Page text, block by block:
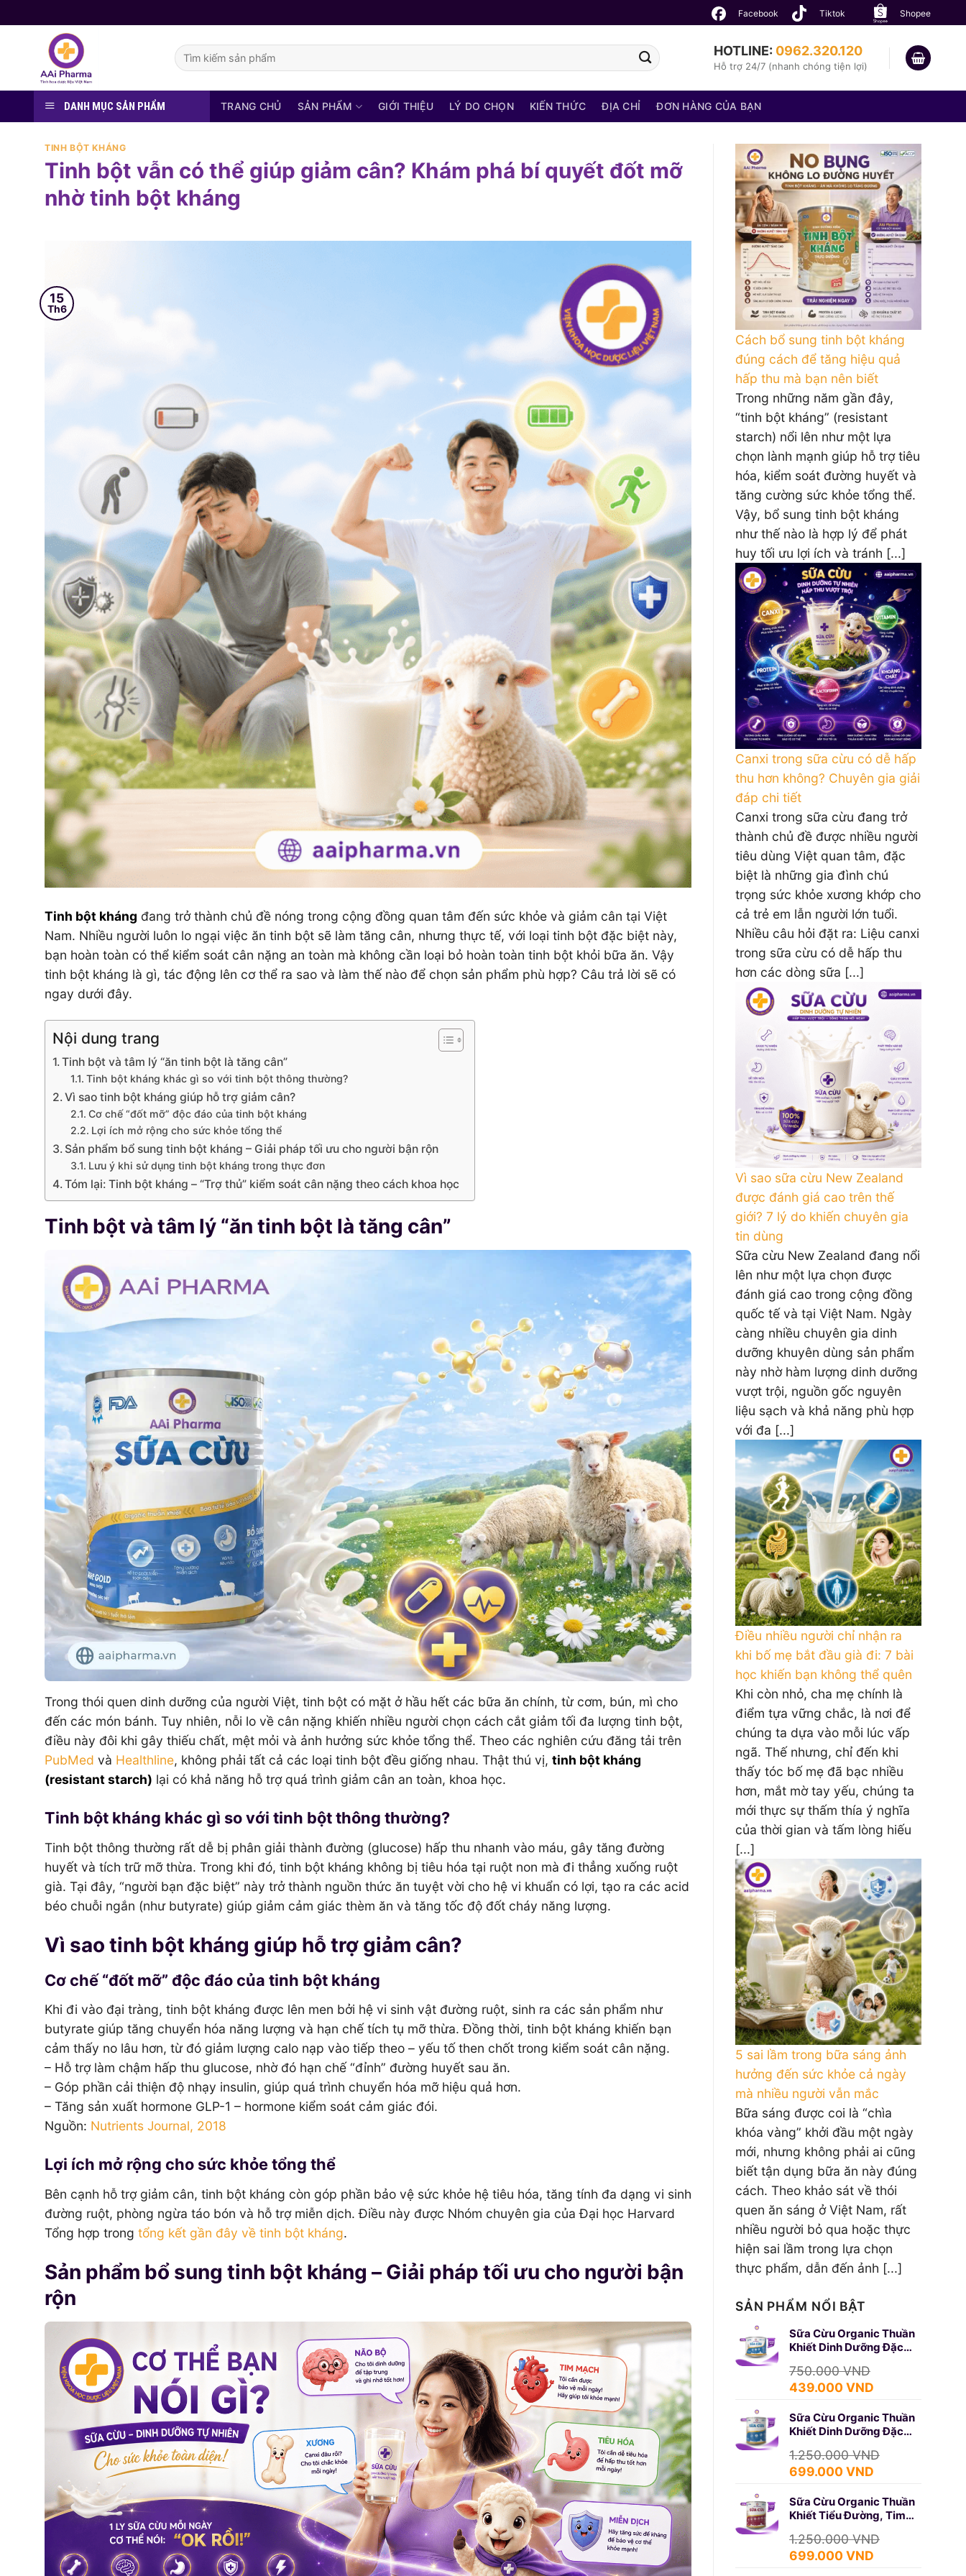
to
Facebook Tiktok Shopee
Tìm
kiếm:
HOTLINE: 0962.320.120
Hỗ trợ 24/7 (nhanh chóng tiện lợi)
DANH MỤC SẢN PHẨM TRANG CHỦ SẢN PHẨM GIỚI THIỆU LÝ DO CHỌN KIẾN THỨC ĐỊA CHỈ ĐƠN HÀNG CỦA BẠN
TINH BỘT KHÁNG
Tinh bột vẫn có thể giúp giảm cân? Khám phá bí quyết đốt mỡ
nhờ tinh bột kháng
15
Th6
Tinh bột kháng đang trở thành chủ đề nóng trong cộng đồng quan tâm đến sức khỏe và giảm cân tại Việt
Nam. Nhiều người luôn lo ngại việc ăn tinh bột sẽ làm tăng cân, nhưng thực tế, với loại tinh bột đặc biệt này,
bạn hoàn toàn có thể kiểm soát cân nặng an toàn mà không cần loại bỏ hoàn toàn tinh bột khỏi bữa ăn. Vậy
tinh bột kháng là gì, tác động lên cơ thể ra sao và làm thế nào để chọn sản phẩm phù hợp? Câu trả lời sẽ có
ngay dưới đây.
Nội dung trang
Tinh bột và tâm lý “ăn tinh bột là tăng cân”
Tinh bột kháng khác gì so với tinh bột thông thường?
Vì sao tinh bột kháng giúp hỗ trợ giảm cân?
Cơ chế “đốt mỡ” độc đáo của tinh bột kháng
Lợi ích mở rộng cho sức khỏe tổng thể
Sản phẩm bổ sung tinh bột kháng – Giải pháp tối ưu cho người bận rộn
Lưu ý khi sử dụng tinh bột kháng trong thực đơn
Tóm lại: Tinh bột kháng – “Trợ thủ” kiểm soát cân nặng theo cách khoa học
Tinh bột và tâm lý “ăn tinh bột là tăng cân”
Trong thói quen dinh dưỡng của người Việt, tinh bột có mặt ở hầu hết các bữa ăn chính, từ cơm, bún, mì cho
đến các món bánh. Tuy nhiên, nỗi lo về cân nặng khiến nhiều người chọn cách cắt giảm tối đa lượng tinh bột,
điều này đôi khi gây thiếu chất, mệt mỏi và ảnh hưởng sức khỏe tổng thể. Theo các nghiên cứu đăng tải trên
PubMed và Healthline, không phải tất cả các loại tinh bột đều giống nhau. Thật thú vị, tinh bột kháng
(resistant starch) lại có khả năng hỗ trợ quá trình giảm cân an toàn, khoa học.
Tinh bột kháng khác gì so với tinh bột thông thường?
Tinh bột thông thường rất dễ bị phân giải thành đường (glucose) hấp thu nhanh vào máu, gây tăng đường
huyết và tích trữ mỡ thừa. Trong khi đó, tinh bột kháng không bị tiêu hóa tại ruột non mà đi thẳng xuống ruột
già. Tại đây, “người bạn đặc biệt” này trở thành nguồn thức ăn tuyệt vời cho hệ vi khuẩn có lợi, tạo ra các acid
béo chuỗi ngắn (như butyrate) giúp giảm cảm giác thèm ăn và tăng tốc độ đốt cháy năng lượng.
Vì sao tinh bột kháng giúp hỗ trợ giảm cân?
Cơ chế “đốt mỡ” độc đáo của tinh bột kháng
Khi đi vào đại tràng, tinh bột kháng được lên men bởi hệ vi sinh vật đường ruột, sinh ra các sản phẩm như
butyrate giúp tăng chuyển hóa năng lượng và hạn chế tích tụ mỡ thừa. Đồng thời, tinh bột kháng khiến bạn
cảm thấy no lâu hơn, từ đó giảm lượng calo nạp vào tiếp theo – yếu tố then chốt trong kiểm soát cân nặng.
– Hỗ trợ làm chậm hấp thu glucose, nhờ đó hạn chế “đỉnh” đường huyết sau ăn.
– Góp phần cải thiện độ nhạy insulin, giúp quá trình chuyển hóa mỡ hiệu quả hơn.
– Tăng sản xuất hormone GLP-1 – hormone kiểm soát cảm giác đói.
Nguồn: Nutrients Journal, 2018
Lợi ích mở rộng cho sức khỏe tổng thể
Bên cạnh hỗ trợ giảm cân, tinh bột kháng còn góp phần bảo vệ sức khỏe hệ tiêu hóa, tăng tính đa dạng vi sinh
đường ruột, phòng ngừa táo bón và hỗ trợ miễn dịch. Điều này được Nhóm chuyên gia của Đại học Harvard
Tổng hợp trong tổng kết gần đây về tinh bột kháng.
Sản phẩm bổ sung tinh bột kháng – Giải pháp tối ưu cho người bận
rộn
Cách bổ sung tinh bột kháng
đúng cách để tăng hiệu quả
hấp thu mà bạn nên biết
Trong những năm gần đây,
“tinh bột kháng” (resistant
starch) nổi lên như một lựa
chọn lành mạnh giúp hỗ trợ tiêu
hóa, kiểm soát đường huyết và
tăng cường sức khỏe tổng thể.
Vậy, bổ sung tinh bột kháng
như thế nào là hợp lý để phát
huy tối ưu lợi ích và tránh [...]
Canxi trong sữa cừu có dễ hấp
thu hơn không? Chuyên gia giải
đáp chi tiết
Canxi trong sữa cừu đang trở
thành chủ đề được nhiều người
tiêu dùng Việt quan tâm, đặc
biệt là những gia đình chú
trọng sức khỏe xương khớp cho
cả trẻ em lẫn người lớn tuổi.
Nhiều câu hỏi đặt ra: Liệu canxi
trong sữa cừu có dễ hấp thu
hơn các dòng sữa [...]
Vì sao sữa cừu New Zealand
được đánh giá cao trên thế
giới? 7 lý do khiến chuyên gia
tin dùng
Sữa cừu New Zealand đang nổi
lên như một lựa chọn được
đánh giá cao trong cộng đồng
quốc tế và tại Việt Nam. Ngày
càng nhiều chuyên gia dinh
dưỡng khuyên dùng sản phẩm
này nhờ hàm lượng dinh dưỡng
vượt trội, nguồn gốc nguyên
liệu sạch và khả năng phù hợp
với đa [...]
Điều nhiều người chỉ nhận ra
khi bố mẹ bắt đầu già đi: 7 bài
học khiến bạn không thể quên
Khi còn nhỏ, cha mẹ chính là
điểm tựa vững chắc, là nơi để
chúng ta dựa vào mỗi lúc vấp
ngã. Thế nhưng, chỉ đến khi
thấy tóc bố mẹ đã bạc nhiều
hơn, mắt mờ tay yếu, chúng ta
mới thực sự thấm thía ý nghĩa
của thời gian và tấm lòng hiếu
[...]
5 sai lầm trong bữa sáng ảnh
hưởng đến sức khỏe cả ngày
mà nhiều người vẫn mắc
Bữa sáng được coi là “chìa
khóa vàng” khởi đầu một ngày
mới, nhưng không phải ai cũng
biết tận dụng bữa ăn này đúng
cách. Theo khảo sát về thói
quen ăn sáng ở Việt Nam, rất
nhiều người bỏ qua hoặc thực
hiện sai lầm trong lựa chọn
thực phẩm, dẫn đến ảnh [...]
SẢN PHẨM NỔI BẬT
Sữa Cừu Organic Thuần
Khiết Dinh Dưỡng Đặc
750.000VND
Giá
là:
750.000 VND.
439.000 VND
tại
là:
439.000 VND.
Sữa Cừu Organic Thuần
Khiết Dinh Dưỡng Đặc
1.250.000VND
Giá
là:
1.250.000 VND.
699.000 VND
tại
là:
699.000 VND.
Sữa Cừu Organic Thuần
Khiết Tiểu Đường, Tim
1.250.000VND
Giá
699.000 VND